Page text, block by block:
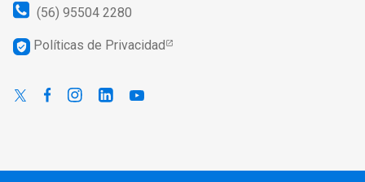
(56) 95504 2280
verified_user Políticas de Privacidad